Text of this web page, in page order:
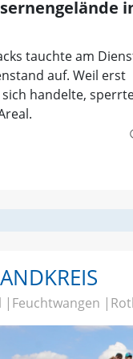
tauchte am
auf. Weil erst
handelte,
Feuchtwangen